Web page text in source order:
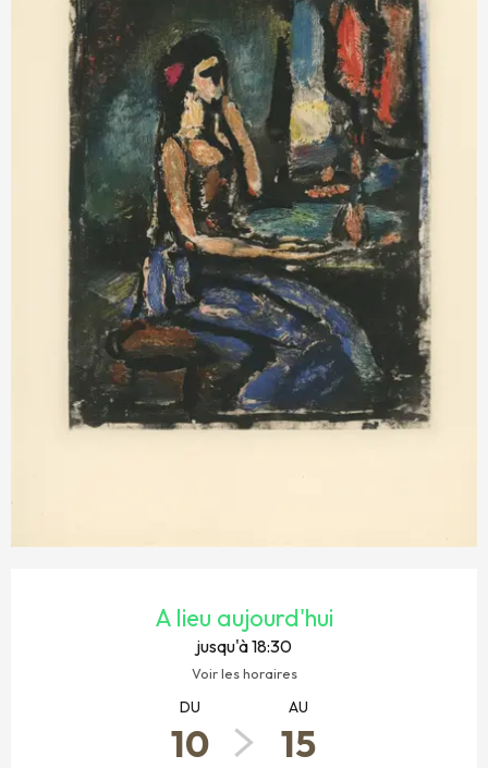
A lieu aujourd'hui
jusqu'à 18:30
Voir les horaires
DU
10
AU
15